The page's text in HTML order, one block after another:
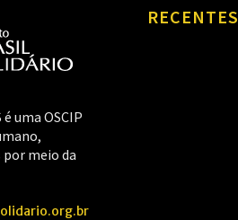
uma OSCIP
meio da
RECENTES